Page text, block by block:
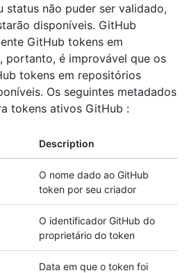
status não puder ser validado,
disponíveis. GitHub
GitHub tokens em
portanto, é improvável que os
tokens em repositórios
Os seguintes metadados
tokens ativos GitHub :
Description
O nome dado ao GitHub
token por seu criador
O identificador GitHub do
proprietário do token
Data em que o token foi